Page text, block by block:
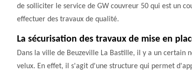
de solliciter le service de GW couvreur 50 qui est un
effectuer des travaux de qualité.
La sécurisation des travaux de mise en
Dans la ville de Beuzeville La Bastille, il y a un certain
velux. En effet, il s'agit d'une structure qui permet